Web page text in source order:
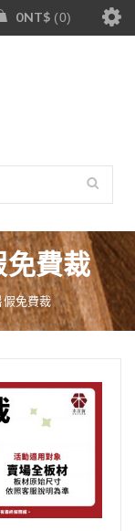
0NT$ 0
費裁
假免費裁